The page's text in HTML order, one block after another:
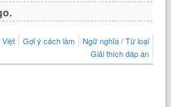
Gợi ý cách làm
Ngữ nghĩa / Từ loại
Giải thích đáp án